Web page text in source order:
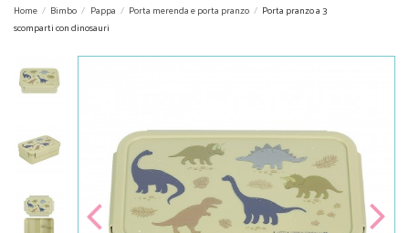
Home Bimbo Pappa Porta merenda e porta pranzo
Porta pranzo a 3
scomparti con dinosauri